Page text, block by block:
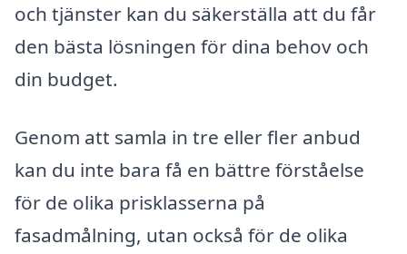
och tjänster kan du säkerställa att du får
den bästa lösningen för dina behov och
din budget.
Genom att samla in tre eller fler anbud
kan du inte bara få en bättre förståelse
för de olika prisklasserna på
fasadmålning, utan också för de olika